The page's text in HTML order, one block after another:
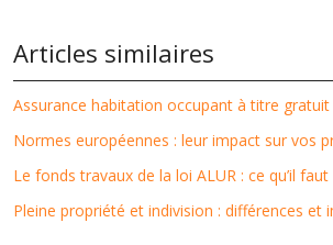
Articles similaires
Assurance habitation occupant à titre
Normes européennes : leur impact sur vos
Le fonds travaux de la loi ALUR : ce qu’il
Pleine propriété et indivision : différences et